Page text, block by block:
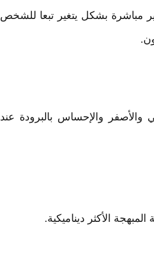
مباشرة بشكل يتغير تبعا للشخص
والأصفر والإحساس بالبرودة عند
الأكثر ديناميكية.